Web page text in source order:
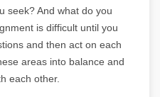
seek? And what do you
is difficult until you
and then act on each
areas into balance and
each other.